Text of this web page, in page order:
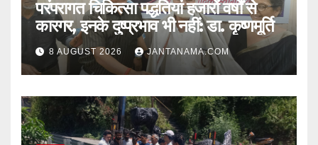
परंपरागत चिकित्सा पद्धतियां हजारों वर्षों से
कारगर, इनके दुष्प्रभाव भी नहीं: डा. कृष्णमूर्ति
8 AUGUST 2026 JANTANAMA.COM